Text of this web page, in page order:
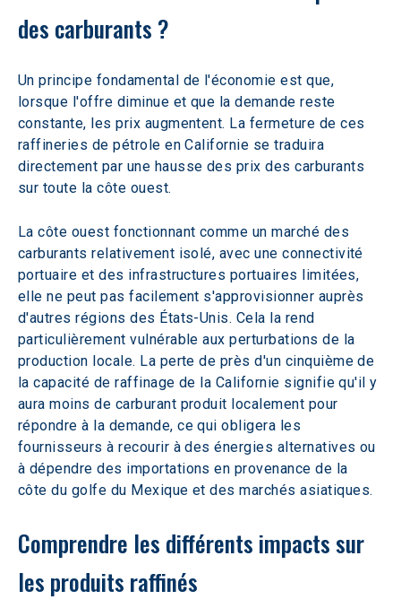
des carburants ?
Un principe fondamental de l'économie est que,
lorsque l'offre diminue et que la demande reste
constante, les prix augmentent. La fermeture de ces
raffineries de pétrole en Californie se traduira
directement par une hausse des prix des carburants
sur toute la côte ouest.
La côte ouest fonctionnant comme un marché des
carburants relativement isolé, avec une connectivité
portuaire et des infrastructures portuaires limitées,
elle ne peut pas facilement s'approvisionner auprès
d'autres régions des États-Unis. Cela la rend
particulièrement vulnérable aux perturbations de la
production locale. La perte de près d'un cinquième de
la capacité de raffinage de la Californie signifie qu'il y
aura moins de carburant produit localement pour
répondre à la demande, ce qui obligera les
fournisseurs à recourir à des énergies alternatives ou
à dépendre des importations en provenance de la
côte du golfe du Mexique et des marchés asiatiques.
Comprendre les différents impacts sur
les produits raffinés